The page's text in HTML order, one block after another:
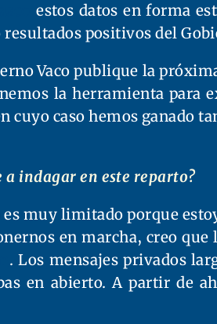
estos datos en forma
positivos del
Vaco publique la
la herramienta para
caso hemos ganado
a indagar en este reparto?
muy limitado porque
en marcha, creo
. Los mensajes privados
en abierto. A partir de